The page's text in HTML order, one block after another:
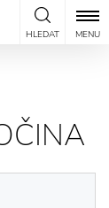
HLEDAT MENU